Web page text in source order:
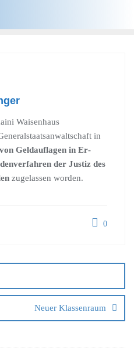
Waisenhaus
in
Geldauflagen in Er­
der Justiz des
zugelassen worden.
0
Neuer Klassenraum